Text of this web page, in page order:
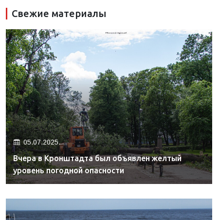
Свежие материалы
05.07.2025.
Вчера в Кронштадта был объявлен желтый
уровень погодной опасности